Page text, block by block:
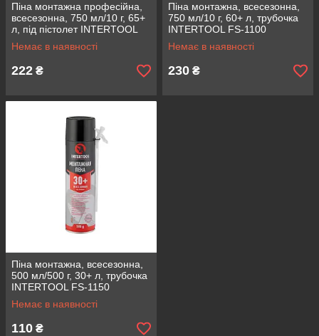
Піна монтажна професійна,
всесезонна, 750 мл/10 г, 65+
л, під пістолет INTERTOOL
FS-1010
Немає в наявності
222 ₴
Піна монтажна, всесезонна,
750 мл/10 г, 60+ л, трубочка
INTERTOOL FS-1100
Немає в наявності
230 ₴
Піна монтажна, всесезонна,
500 мл/500 г, 30+ л, трубочка
INTERTOOL FS-1150
Немає в наявності
110 ₴